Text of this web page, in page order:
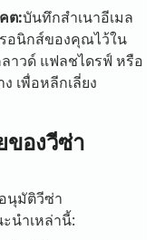
ต:บันทึกสำเนาอีเมล
อนิกส์ของคุณไว้ใน
าวด์ แฟลชไดรฟ์ หรือ
เพื่อหลีกเลี่ยง
องวีซ่า
นุมัติวีซ่า
นำเหล่านี้: